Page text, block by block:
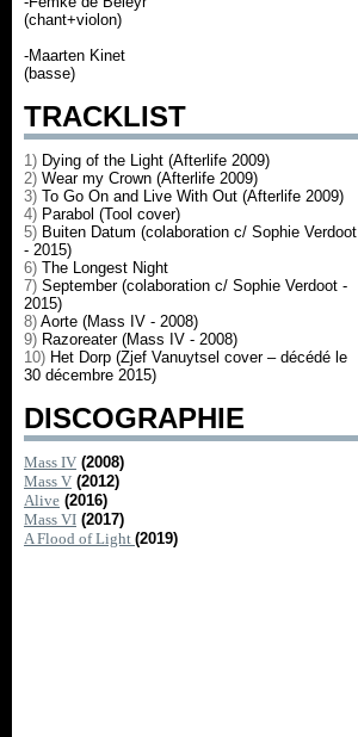
(chant+violon)
-Maarten Kinet
(basse)
TRACKLIST
1) Dying of the Light (Afterlife 2009)
2) Wear my Crown (Afterlife 2009)
3) To Go On and Live With Out (Afterlife 2009)
4) Parabol (Tool cover)
5) Buiten Datum (colaboration c/ Sophie Verdoot
- 2015)
6) The Longest Night
7) September (colaboration c/ Sophie Verdoot -
2015)
8) Aorte (Mass IV - 2008)
9) Razoreater (Mass IV - 2008)
10) Het Dorp (Zjef Vanuytsel cover – décédé le
30 décembre 2015)
DISCOGRAPHIE
Mass IV (2008)
Mass V (2012)
Alive (2016)
Mass VI (2017)
A Flood of Light (2019)